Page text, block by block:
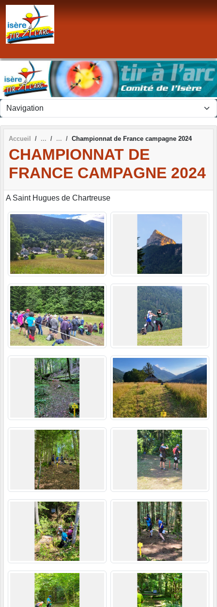
Accueil Championnat de France campagne 2024
CHAMPIONNAT DE
FRANCE CAMPAGNE 2024
A Saint Hugues de Chartreuse
Panneau de gestion des cookies